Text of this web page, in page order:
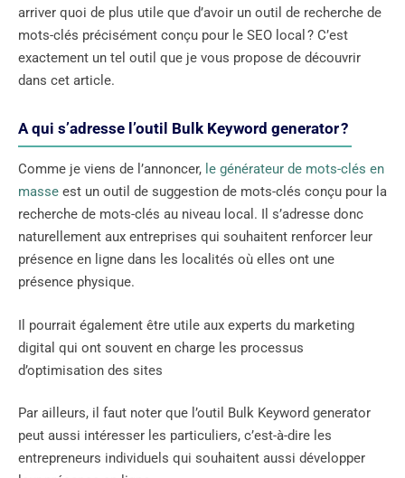
arriver quoi de plus utile que d’avoir un outil de recherche de
mots-clés précisément conçu pour le SEO local ? C’est
exactement un tel outil que je vous propose de découvrir
dans cet article.
A qui s’adresse l’outil Bulk Keyword generator ?
Comme je viens de l’annoncer, le générateur de mots-clés en
masse est un outil de suggestion de mots-clés conçu pour la
recherche de mots-clés au niveau local. Il s’adresse donc
naturellement aux entreprises qui souhaitent renforcer leur
présence en ligne dans les localités où elles ont une
présence physique.
Il pourrait également être utile aux experts du marketing
digital qui ont souvent en charge les processus
d’optimisation des sites
Par ailleurs, il faut noter que l’outil Bulk Keyword generator
peut aussi intéresser les particuliers, c’est-à-dire les
entrepreneurs individuels qui souhaitent aussi développer